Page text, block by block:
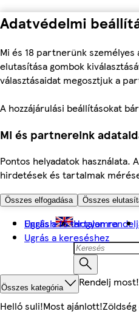
Adatvédelmi
Mi és 18 partnerünk
elutasítása gombok
választásaidat megosztjuk a
A hozzájárulási beállításokat
Mi és partnereink
Pontos helyadatok használata.
hirdetések és tartalmak
Összes elfogadása Összes
Ugrás a fő tartalomra
Ugrás a kereséshez
English Hogyan rendelj
Összes kategória Rendelj most!
Helló suli!Most ajánlott!